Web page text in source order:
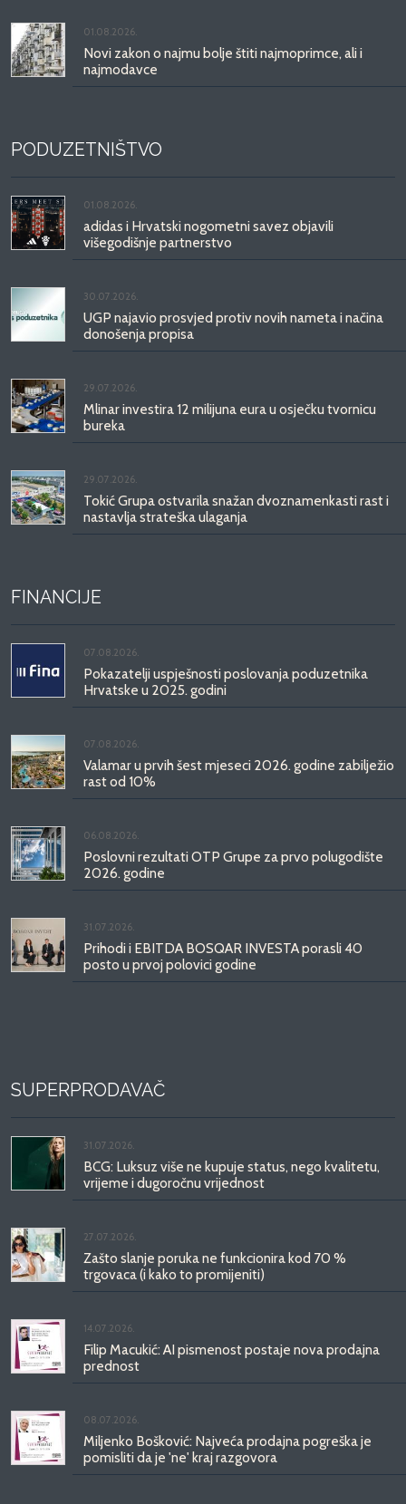
01.08.2026.
Novi zakon o najmu bolje štiti najmoprimce, ali i
najmodavce
PODUZETNIŠTVO
01.08.2026.
adidas i Hrvatski nogometni savez objavili
višegodišnje partnerstvo
30.07.2026.
UGP najavio prosvjed protiv novih nameta i načina
donošenja propisa
29.07.2026.
Mlinar investira 12 milijuna eura u osječku tvornicu
bureka
29.07.2026.
Tokić Grupa ostvarila snažan dvoznamenkasti rast i
nastavlja strateška ulaganja
FINANCIJE
07.08.2026.
Pokazatelji uspješnosti poslovanja poduzetnika
Hrvatske u 2025. godini
07.08.2026.
Valamar u prvih šest mjeseci 2026. godine zabilježio
rast od 10%
06.08.2026.
Poslovni rezultati OTP Grupe za prvo polugodište
2026. godine
31.07.2026.
Prihodi i EBITDA BOSQAR INVESTA porasli 40
posto u prvoj polovici godine
SUPERPRODAVAČ
31.07.2026.
BCG: Luksuz više ne kupuje status, nego kvalitetu,
vrijeme i dugoročnu vrijednost
27.07.2026.
Zašto slanje poruka ne funkcionira kod 70 %
trgovaca (i kako to promijeniti)
14.07.2026.
Filip Macukić: AI pismenost postaje nova prodajna
prednost
08.07.2026.
Miljenko Bošković: Najveća prodajna pogreška je
pomisliti da je 'ne' kraj razgovora